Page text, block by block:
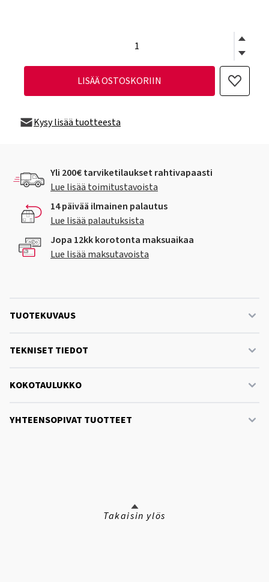
LISÄÄ OSTOSKORIIN
Kysy lisää tuotteesta
Yli 200€ tarviketilaukset rahtivapaasti
Lue lisää toimitustavoista
14 päivää ilmainen palautus
Lue lisää palautuksista
Jopa 12kk korotonta maksuaikaa
Lue lisää maksutavoista
TUOTEKUVAUS
TEKNISET TIEDOT
KOKOTAULUKKO
YHTEENSOPIVAT TUOTTEET
Takaisin ylös